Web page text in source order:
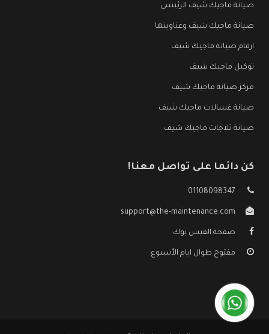
صيانة ماجيك شيف الرئيسي
صيانة ماجيك شيف وعناوينها
ارقام صيانة ماجيك شيف
توكيل ماجيك شيف
مركز صيانة ماجيك شيف
صيانة غسالات ماجيك شيف
صيانة ثلاجات ماجيك شيف
كن دائما على تواصل معنا!
01108098347
support@the-maintenance.com
صفحة الفيس بوك
مفتوح طوال ايام الأسبوع